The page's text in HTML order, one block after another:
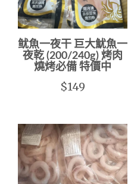
鱿魚一夜干 巨大魷魚一
夜乾 (200/240g) 烤肉
燒烤必備 特價中
$149